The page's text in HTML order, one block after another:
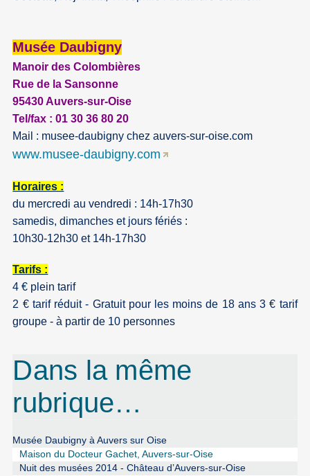
Musée Daubigny
Manoir des Colombières
Rue de la Sansonne
95430 Auvers-sur-Oise
Tel/fax : 01 30 36 80 20
Mail : musee-daubigny chezauvers-sur-oise.com
www.musee-daubigny.com
Horaires :
du mercredi au vendredi : 14h-17h30
samedis, dimanches et jours fériés :
10h30-12h30 et 14h-17h30
Tarifs :
4 € plein tarif
2 € tarif réduit - Gratuit pour les moins de 18 ans 3 € tarif
groupe - à partir de 10 personnes
Dans la même
rubrique…
Musée Daubigny à Auvers sur Oise
Maison du Docteur Gachet, Auvers-sur-Oise
Nuit des musées 2014 - Château d’Auvers-sur-Oise